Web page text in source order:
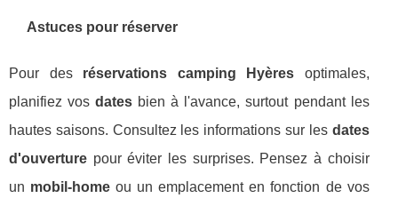
Astuces pour réserver
Pour des réservations camping Hyères optimales,
planifiez vosdates bien à l'avance, surtout pendant les
hautes saisons. Consultez les informations sur les dates
d'ouverture pour éviter les surprises. Pensez à choisir
un mobil-home ou un emplacement en fonction de vos